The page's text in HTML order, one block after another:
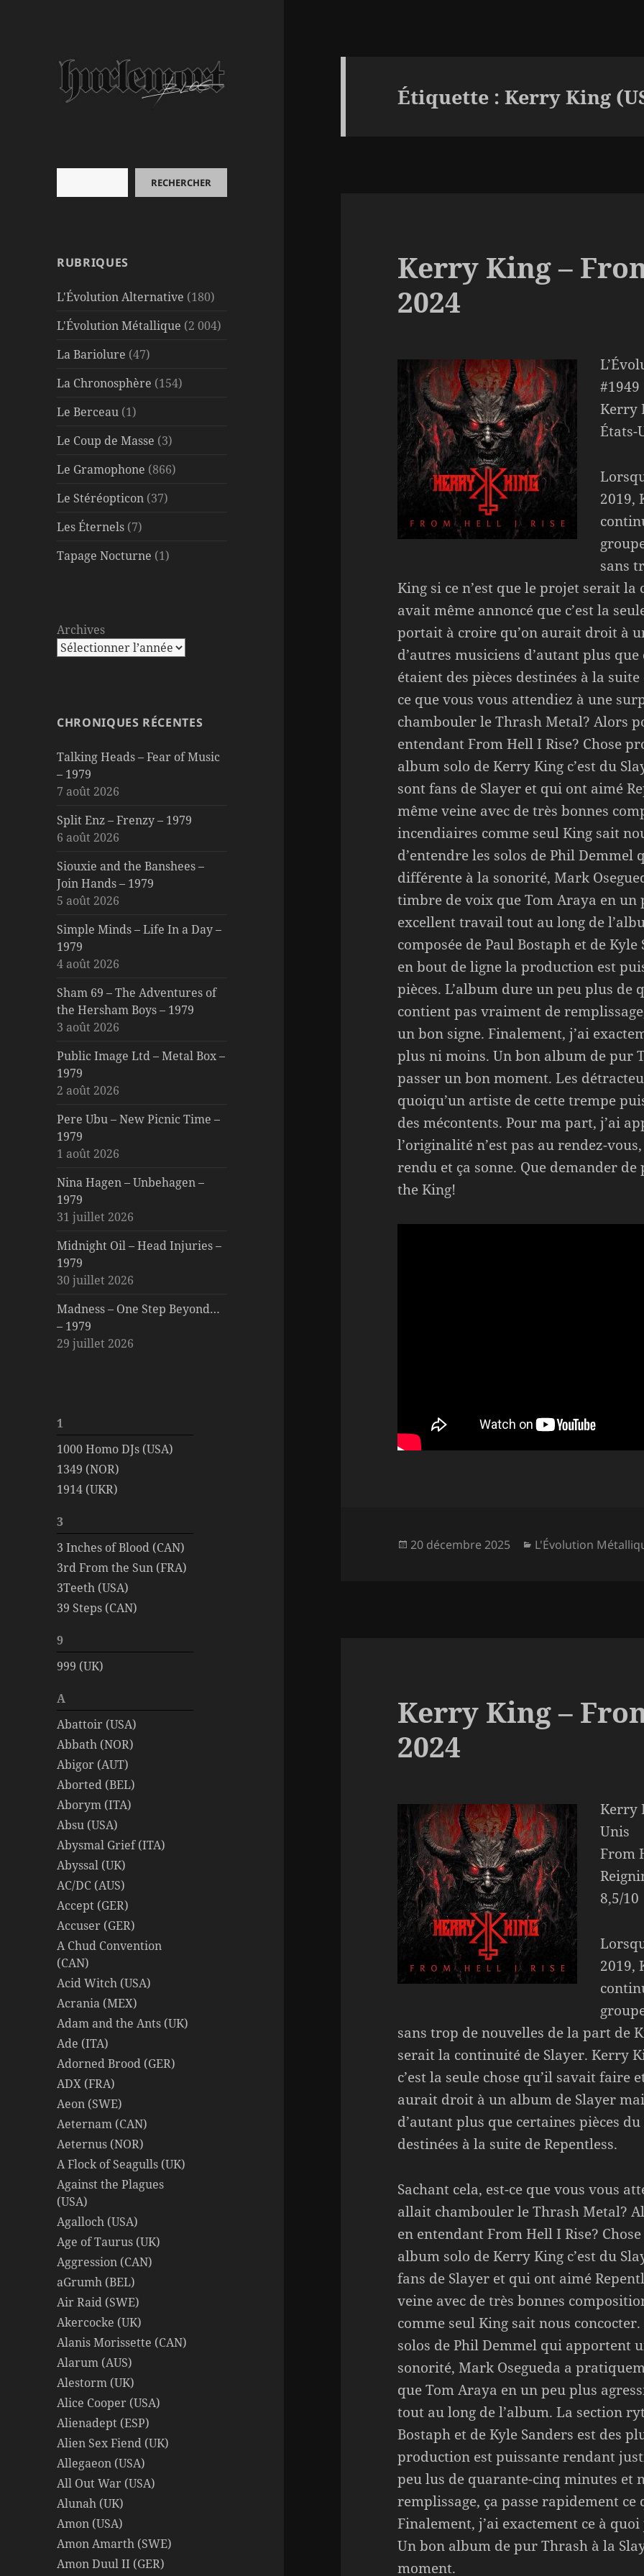
RECHERCHER
RUBRIQUES
L'Évolution Alternative (180)
L'Évolution Métallique (2 004)
La Bariolure (47)
La Chronosphère (154)
Le Berceau (1)
Le Coup de Masse (3)
Le Gramophone (866)
Le Stéréopticon (37)
Les Éternels (7)
Tapage Nocturne (1)
Archives
CHRONIQUES RÉCENTES
Talking Heads – Fear of Music
– 1979
7 août 2026
Split Enz – Frenzy – 1979
6 août 2026
Siouxie and the Banshees –
Join Hands – 1979
5 août 2026
Simple Minds – Life In a Day –
1979
4 août 2026
Sham 69 – The Adventures of
the Hersham Boys – 1979
3 août 2026
Public Image Ltd – Metal Box –
1979
2 août 2026
Pere Ubu – New Picnic Time –
1979
1 août 2026
Nina Hagen – Unbehagen –
1979
31 juillet 2026
Midnight Oil – Head Injuries –
1979
30 juillet 2026
Madness – One Step Beyond…
– 1979
29 juillet 2026
1
1000 Homo DJs (USA)
1349 (NOR)
1914 (UKR)
3
3 Inches of Blood (CAN)
3rd From the Sun (FRA)
3Teeth (USA)
39 Steps (CAN)
9
999 (UK)
A
Abattoir (USA)
Abbath (NOR)
Abigor (AUT)
Aborted (BEL)
Aborym (ITA)
Absu (USA)
Abysmal Grief (ITA)
Abyssal (UK)
AC/DC (AUS)
Accept (GER)
Accuser (GER)
A Chud Convention
(CAN)
Acid Witch (USA)
Acrania (MEX)
Adam and the Ants (UK)
Ade (ITA)
Adorned Brood (GER)
ADX (FRA)
Aeon (SWE)
Aeternam (CAN)
Aeternus (NOR)
A Flock of Seagulls (UK)
Against the Plagues
(USA)
Agalloch (USA)
Age of Taurus (UK)
Aggression (CAN)
aGrumh (BEL)
Air Raid (SWE)
Akercocke (UK)
Alanis Morissette (CAN)
Alarum (AUS)
Alestorm (UK)
Alice Cooper (USA)
Alienadept (ESP)
Alien Sex Fiend (UK)
Allegaeon (USA)
All Out War (USA)
Alunah (UK)
Amon (USA)
Amon Amarth (SWE)
Amon Duul II (GER)
Étiquette :Kerry King
Kerry King –
2024
#1949
Kerry
États-
2019,
sans
King si ce n’est que le projet serait
avait même annoncé que c’est la
portait à croire qu’on aurait droit à
d’autres musiciens d’autant plus
étaient des pièces destinées à la
ce que vous vous attendiez à une
chambouler le Thrash Metal? Alors
entendant From Hell I Rise? Chose
album solo de Kerry King c’est du
sont fans de Slayer et qui ont aimé
même veine avec de très bonnes
incendiaires comme seul King sait
d’entendre les solos de Phil
différente à la sonorité, Mark
timbre de voix que Tom Araya en
excellent travail tout au long de
composée de Paul Bostaph et de
en bout de ligne la production est
pièces. L’album dure un peu plus
contient pas vraiment de
un bon signe. Finalement, j’ai
plus ni moins. Un bon album de pur
passer un bon moment. Les
quoiqu’un artiste de cette trempe
des mécontents. Pour ma part, j’ai
l’originalité n’est pas au rendez-
rendu et ça sonne. Que demander
the King!
Publié
20 décembre 2025 Catégories
L'Évolution
Kerry King –
2024
Kerry
Unis
From
8,5/10
2019,
sans trop de nouvelles de la part de
serait la continuité de Slayer. Kerry
c’est la seule chose qu’il savait faire
aurait droit à un album de Slayer
d’autant plus que certaines pièces
destinées à la suite de Repentless.
Sachant cela, est-ce que vous vous
allait chambouler le Thrash Metal?
en entendant From Hell I Rise?
album solo de Kerry King c’est du
fans de Slayer et qui ont aimé
veine avec de très bonnes
comme seul King sait nous
solos de Phil Demmel qui apportent
sonorité, Mark Osegueda a
que Tom Araya en un peu plus
tout au long de l’album. La section
Bostaph et de Kyle Sanders est des
production est puissante rendant
peu lus de quarante-cinq minutes et
remplissage, ça passe rapidement ce
Finalement, j’ai exactement ce à
Un bon album de pur Thrash à la
moment.